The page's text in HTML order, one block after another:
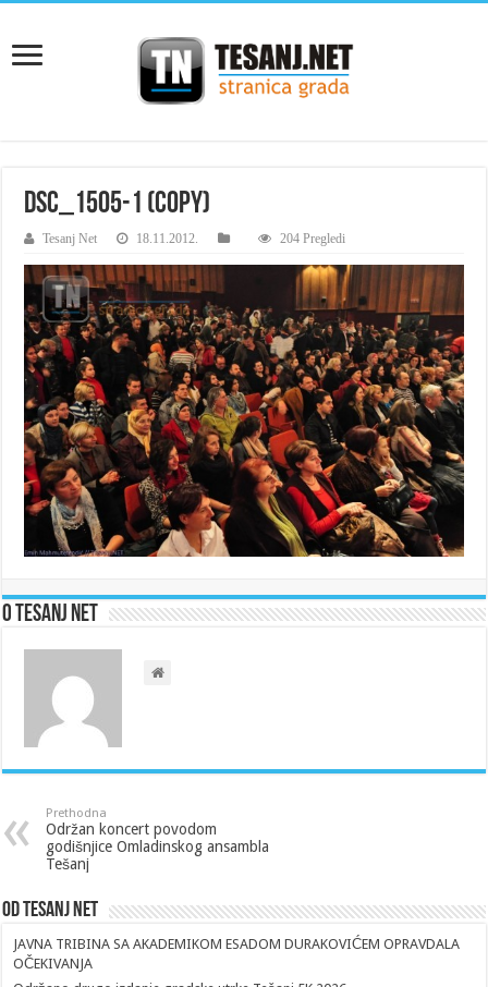
DSC_1505-1 (Copy)
Tesanj Net 18.11.2012. 204 Pregledi
O Tesanj Net
Prethodna
Održan koncert povodom
godišnjice Omladinskog ansambla
Tešanj
Od Tesanj Net
JAVNA TRIBINA SA AKADEMIKOM ESADOM DURAKOVIĆEM OPRAVDALA
OČEKIVANJA